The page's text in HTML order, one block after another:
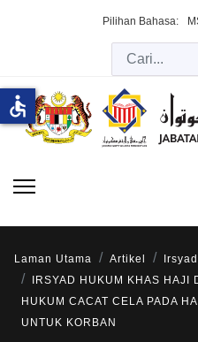
Pilihan Bahasa:
Laman Utama Artikel
IRSYAD HUKUM KHAS
HUKUM CACAT CELA PADA
UNTUK KORBAN
accessible